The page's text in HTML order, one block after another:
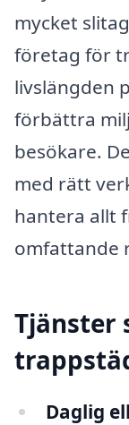
mycket
företag för
livslängden
förbättra
besökare.
med rätt
hantera allt
omfattande
Tjänster
Daglig